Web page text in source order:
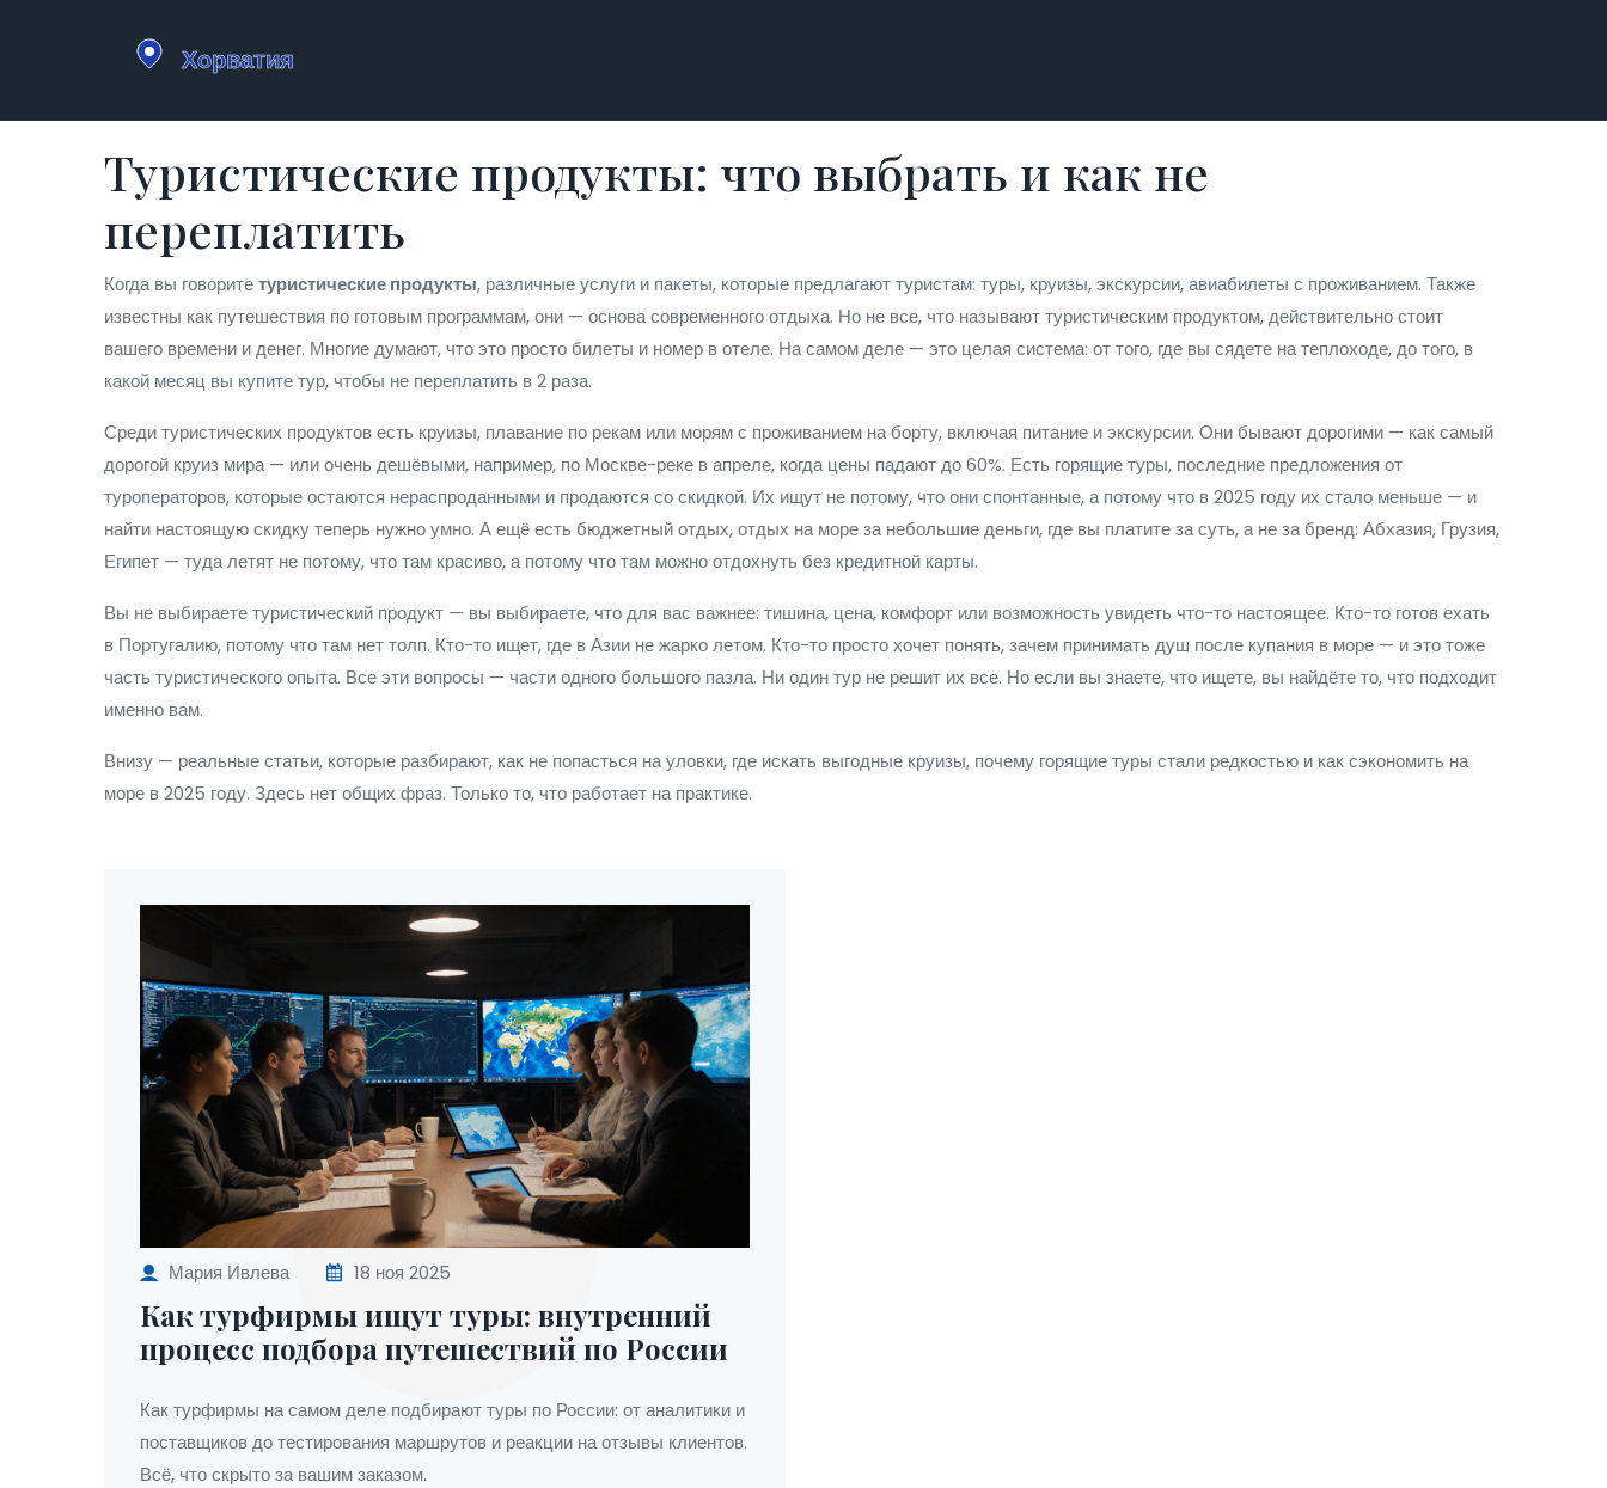
Туристические продукты: что выбрать и как не
переплатить
Когда вы говоритетуристические продукты, различные услуги и пакеты, которые предлагают туристам: туры, круизы, экскурсии, авиабилеты с проживанием. Также
известны как путешествия по готовым программам, они — основа современного отдыха. Но не все, что называют туристическим продуктом, действительно стоит
вашего времени и денег. Многие думают, что это просто билеты и номер в отеле. На самом деле — это целая система: от того, где вы сядете на теплоходе, до того, в
какой месяц вы купите тур, чтобы не переплатить в 2 раза.
Среди туристических продуктов есть круизы, плавание по рекам или морям с проживанием на борту, включая питание и экскурсии. Они бывают дорогими — как самый
дорогой круиз мира — или очень дешёвыми, например, по Москве-реке в апреле, когда цены падают до 60%. Есть горящие туры, последние предложения от
туроператоров, которые остаются нераспроданными и продаются со скидкой. Их ищут не потому, что они спонтанные, а потому что в 2025 году их стало меньше — и
найти настоящую скидку теперь нужно умно. А ещё есть бюджетный отдых,отдых на море за небольшие деньги, где вы платите за суть, а не за бренд: Абхазия, Грузия,
Египет — туда летят не потому, что там красиво, а потому что там можно отдохнуть без кредитной карты.
Вы не выбираете туристический продукт — вы выбираете, что для вас важнее: тишина, цена, комфорт или возможность увидеть что-то настоящее. Кто-то готов ехать
в Португалию, потому что там нет толп. Кто-то ищет, где в Азии не жарко летом. Кто-то просто хочет понять, зачем принимать душ после купания в море — и это тоже
часть туристического опыта. Все эти вопросы — части одного большого пазла. Ни один тур не решит их все. Но если вы знаете, что ищете, вы найдёте то, что подходит
именно вам.
Внизу — реальные статьи, которые разбирают, как не попасться на уловки, где искать выгодные круизы, почему горящие туры стали редкостью и как сэкономить на
море в 2025 году. Здесь нет общих фраз. Только то, что работает на практике.
Мария Ивлева 18 ноя 2025
Как турфирмы ищут туры: внутренний
процесс подбора путешествий по России
Как турфирмы на самом деле подбирают туры по России: от аналитики и
поставщиков до тестирования маршрутов и реакции на отзывы клиентов.
Всё, что скрыто за вашим заказом.